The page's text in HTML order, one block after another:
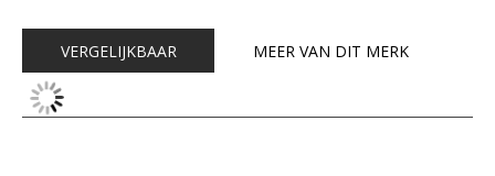
VERGELIJKBAAR MEER VAN DIT MERK